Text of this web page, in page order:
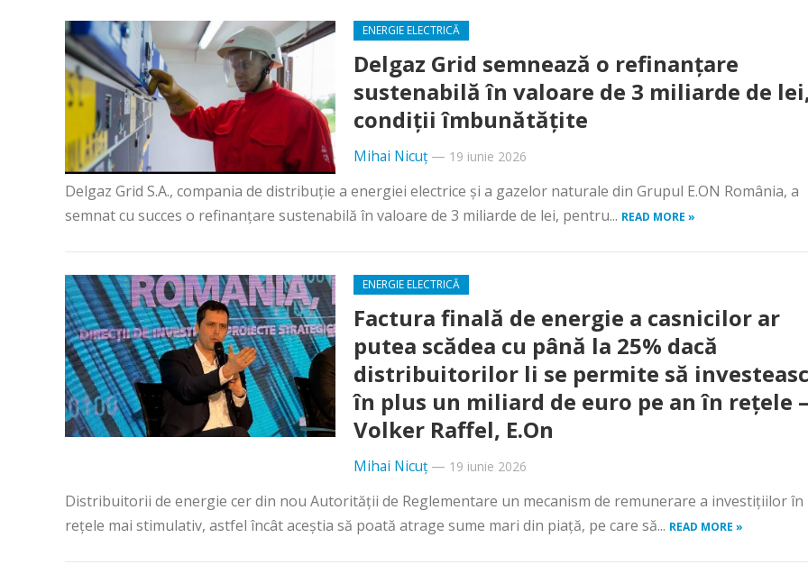
ENERGIE ELECTRICĂ
Delgaz Grid semnează o refinanțare
sustenabilă în valoare de 3 miliarde de
condiții îmbunătățite
Mihai Nicuț— 19 iunie 2026
Delgaz Grid S.A., compania de distribuție a energiei electrice și a gazelor naturale din Grupul E.ON România, a
semnat cu succes o refinanțare sustenabilă în valoare de 3 miliarde de lei, pentru... READ MORE »
ENERGIE ELECTRICĂ
Factura finală de energie a casnicilor ar
putea scădea cu până la 25% dacă
distribuitorilor li se permite să
în plus un miliard de euro pe an în rețele –
Volker Raffel, E.On
Mihai Nicuț— 19 iunie 2026
Distribuitorii de energie cer din nou Autorității de Reglementare un mecanism de remunerare a investițiilor în
rețele mai stimulativ, astfel încât aceștia să poată atrage sume mari din piață, pe care să... READ MORE »